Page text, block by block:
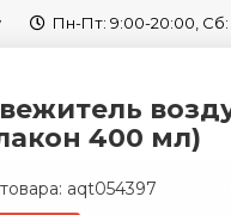
400 мл)
aqt054397
Пн-Пт: 9:00-20:00, Сб:
О НАС